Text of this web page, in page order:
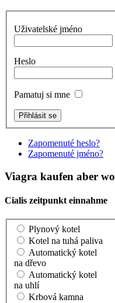
Uživatelské jméno
Heslo
Pamatuj si mne
Zapomenuté heslo?
Zapomenuté jméno?
Viagra kaufen aber wo
Cialis zeitpunkt einnahme
Plynový kotel
Kotel na tuhá paliva
Automatický kotel
na dřevo
Automatický kotel
na uhlí
Krbová kamna